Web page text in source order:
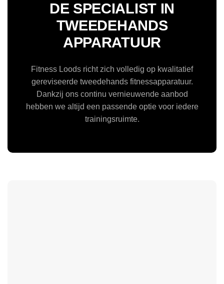
DE SPECIALIST IN
TWEEDEHANDS
APPARATUUR
Fitness Loods richt zich volledig op kwalitatief
gereviseerde tweedehands fitnessapparatuur.
Dankzij ons continu vernieuwende aanbod
hebben we altijd een passende optie voor iedere
trainingsruimte.